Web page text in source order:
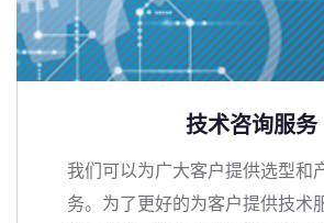
技术咨询服务
我们可以为广大客户提供选型和
务。为了更好的为客户提供技术